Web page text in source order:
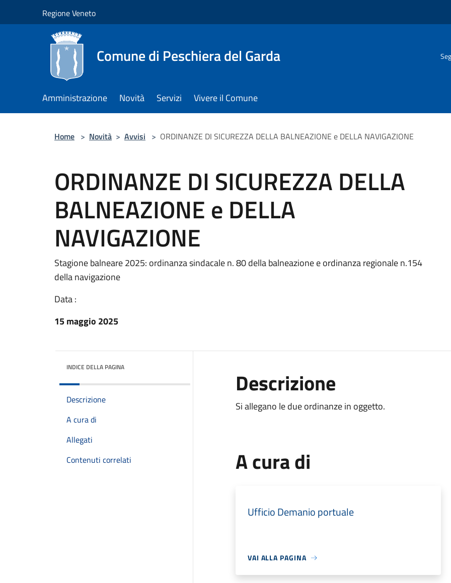
Regione Veneto
Comune di Peschiera del Garda
Amministrazione Novità Servizi Vivere il Comune
Home > Novità > Avvisi > ORDINANZE DI SICUREZZA DELLA BALNEAZIONE e DELLA NAVIGAZIONE
ORDINANZE DI SICUREZZA DELLA
BALNEAZIONE e DELLA
NAVIGAZIONE
Stagione balneare 2025: ordinanza sindacale n. 80 della balneazione e ordinanza regionale n.154
della navigazione
Data :
15 maggio 2025
INDICE DELLA PAGINA
Descrizione
A cura di
Allegati
Contenuti correlati
Descrizione
Si allegano le due ordinanze in oggetto.
A cura di
Ufficio Demanio portuale
VAI ALLA PAGINA